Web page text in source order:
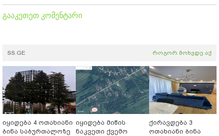
გააკეთეთ კომენტარი
SS.GE როგორ მოხვდე აქ
იყიდება 4 ოთახიანი
ბინა საბურთალოზე
იყიდება მიწის
ნაკვეთი ქვემო
ქირავდება 3
ოთახიანი ბინა